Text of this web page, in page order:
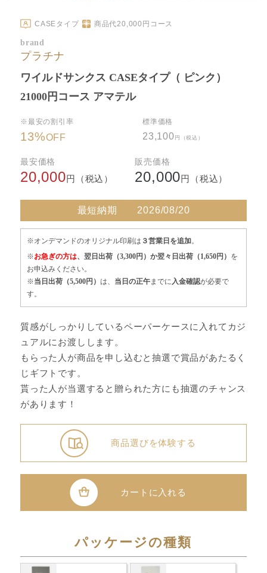
CASEタイプ 商品代20,000 円コース
brand
プラチナ
ワイルドサンクス CASEタイプ（ ピンク）
21000円コース アマテル
※最安の割引率
13%OFF
標準価格
23,100 円（税込）
最安価格
20,000円（税込）
販売価格
20,000円（税込）
最短納期 2026/08/20
※オンデマンドのオリジナル印刷は ３営業日を追加。
※お急ぎの方は、翌日出荷（3,300円）か翌々日出荷（1,650円） を
お申込みください。
※当日出荷（5,500円）は、 当日の正午までに入金確認が必要で
す。
商品選びを体験する
質感がしっかりしているペーパーケースに入れてカジ
ュアルにお渡しします。
もらった人が商品を申し込むと抽選で賞品があたるく
じギフトです。
貰った人が当選すると贈られた方にも抽選のチャンス
があります！
カートに入れる
パッケージの種類